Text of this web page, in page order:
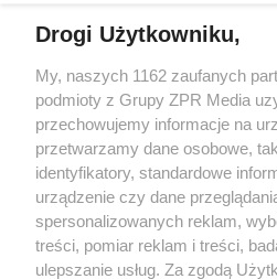
Żaden utwór zamieszczony w serwisie nie
rozpowszechniany lub dalej
tym także elektroniczny lub
eksploatacji w jakiejkolwiek formie,
bez pisemnej zgody właściciela praw.
wykorzystanie utworów w całości lub w
bez właściwej zgody, jest zabronione pod
prawnie.
Drogi Użytkowniku,
My, naszych 1162 zaufanych
podmioty z Grupy ZPR Media
przechowujemy informacje na
przetwarzamy dane osobowe,
identyfikatory, standardowe
urządzenie czy dane
spersonalizowanych reklam,
treści, pomiar reklam i treści,
ulepszanie usług. Za zgodą